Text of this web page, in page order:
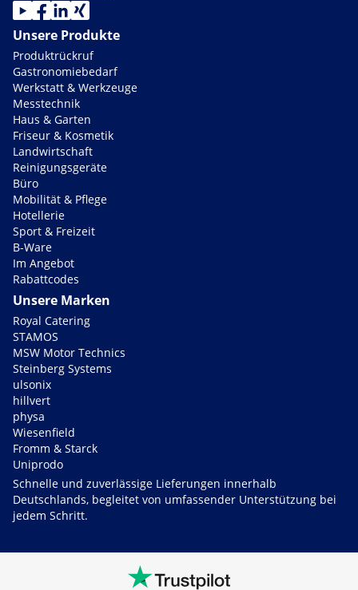
Unsere Produkte
Produktrückruf
Gastronomiebedarf
Werkstatt & Werkzeuge
Messtechnik
Haus & Garten
Friseur & Kosmetik
Landwirtschaft
Reinigungsgeräte
Büro
Mobilität & Pflege
Hotellerie
Sport & Freizeit
B-Ware
Im Angebot
Rabattcodes
Unsere Marken
Royal Catering
STAMOS
MSW Motor Technics
Steinberg Systems
ulsonix
hillvert
physa
Wiesenfield
Fromm & Starck
Uniprodo
Schnelle und zuverlässige Lieferungen innerhalb
Deutschlands, begleitet von umfassender Unterstützung bei
jedem Schritt.